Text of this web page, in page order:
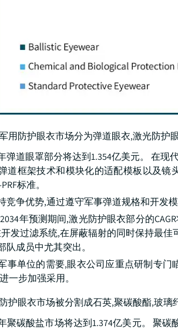
用防护眼衣市场分为弹道眼衣,激光防护
弹道眼罩部分将达到1.354亿美元。 在
道框架技术和模块化的适配模板以及镜
标准。
竞争优势,通过遵守军事弹道规格和开发
年预测期间,激光防护眼衣部分的
发过滤系统,在屏蔽辐射的同时保持最
队成员中尤其突出。
事单位的需要,眼衣公司应重点研制专
一步加强采用。
护眼衣市场被分割成石英,聚碳酸酯,玻璃
聚碳酸盐市场将达到1.374亿美元。 聚